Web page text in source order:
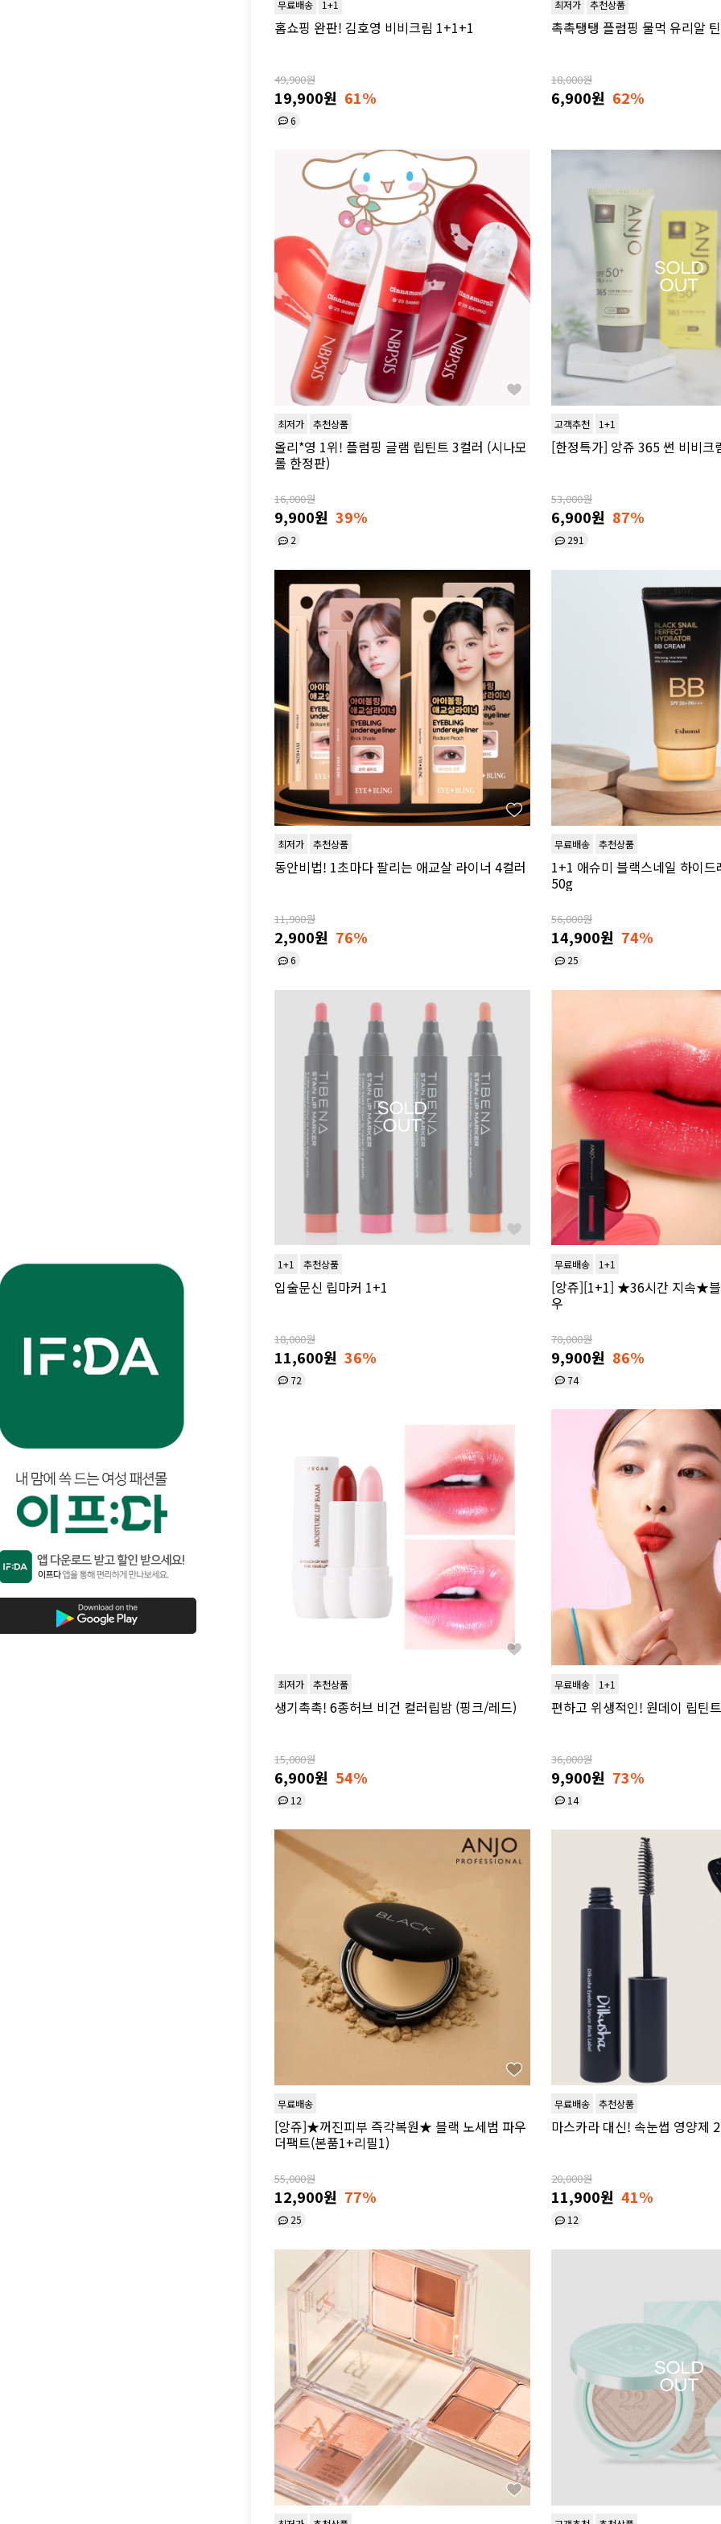
무료배송 1+1
홈쇼핑 완판! 김호영 비비크림 1+1+1
49,900원
19,900원 61%
6
최저가 추천상품
촉촉탱탱 플럼핑 물먹 유리알
18,000원
6,900원 62%
최저가 추천상품
올리*영 1위! 플럼핑 글램 립틴트 3컬러 (시나모
롤 한정판)
16,000원
9,900원 39%
2
고객추천 1+1
[한정특가] 앙쥬 365 썬 비비크
53,000원
6,900원 87%
291
최저가 추천상품
동안비법! 1초마다 팔리는 애교살 라이너 4컬러
11,900원
2,900원 76%
6
무료배송 추천상품
1+1 애슈미 블랙스네일 하이
50g
56,000원
14,900원 74%
25
1+1 추천상품
입술문신 립마커 1+1
18,000원
11,600원 36%
72
무료배송 1+1
[앙쥬][1+1] ★36시간 지속★블
우
70,000원
9,900원 86%
74
최저가 추천상품
생기촉촉! 6종허브 비건 컬러립밤 (핑크/레드)
15,000원
6,900원 54%
12
무료배송 1+1
편하고 위생적인! 원데이 립틴
36,000원
9,900원 73%
14
무료배송
[앙쥬]★꺼진피부 즉각복원★ 블랙 노세범 파우
더팩트(본품1+리필1)
55,000원
12,900원 77%
25
무료배송 추천상품
마스카라 대신! 속눈썹 영양제
20,000원
11,900원 41%
12